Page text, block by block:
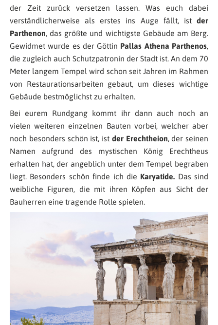
der Zeit zurück versetzen lassen. Was euch dabei
verständlicherweise als erstes ins Auge fällt, ist der
Parthenon, das größte und wichtigste Gebäude am Berg.
Gewidmet wurde es der Göttin Pallas Athena Parthenos,
die zugleich auch Schutzpatronin der Stadt ist. An dem 70
Meter langem Tempel wird schon seit Jahren im Rahmen
von Restaurationsarbeiten gebaut, um dieses wichtige
Gebäude bestmöglichst zu erhalten.
Bei eurem Rundgang kommt ihr dann auch noch an
vielen weiteren einzelnen Bauten vorbei, welcher aber
noch besonders schön ist, ist der Erechtheion, der seinen
Namen aufgrund des mystischen König Erechtheus
erhalten hat, der angeblich unter dem Tempel begraben
liegt. Besonders schön finde ich die Karyatide. Das sind
weibliche Figuren, die mit ihren Köpfen aus Sicht der
Bauherren eine tragende Rolle spielen.